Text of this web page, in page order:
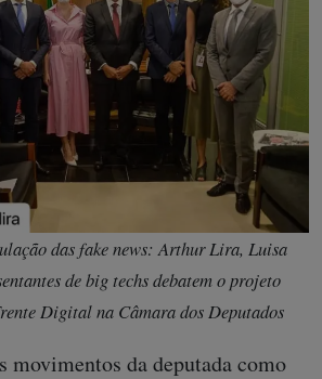
das fake news: Arthur Lira, Luisa
de big techs debatem o projeto
Digital na Câmara dos Deputados
movimentos da deputada como